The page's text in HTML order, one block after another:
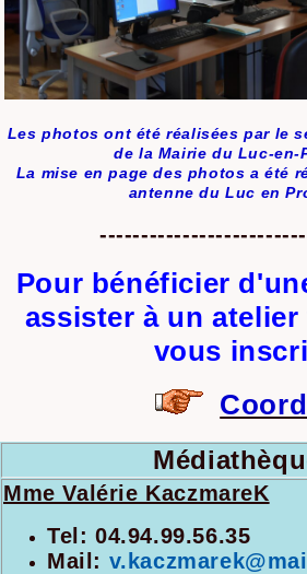
Les photos ont été réalisées par le
de la Mairie du Luc-en-
La mise en page des photos a été
antenne du Luc en
Pour bénéficier
assister à un atelier
vous
Mme Valérie KaczmareK
Tel: 04.94.99.56.35
Mail: